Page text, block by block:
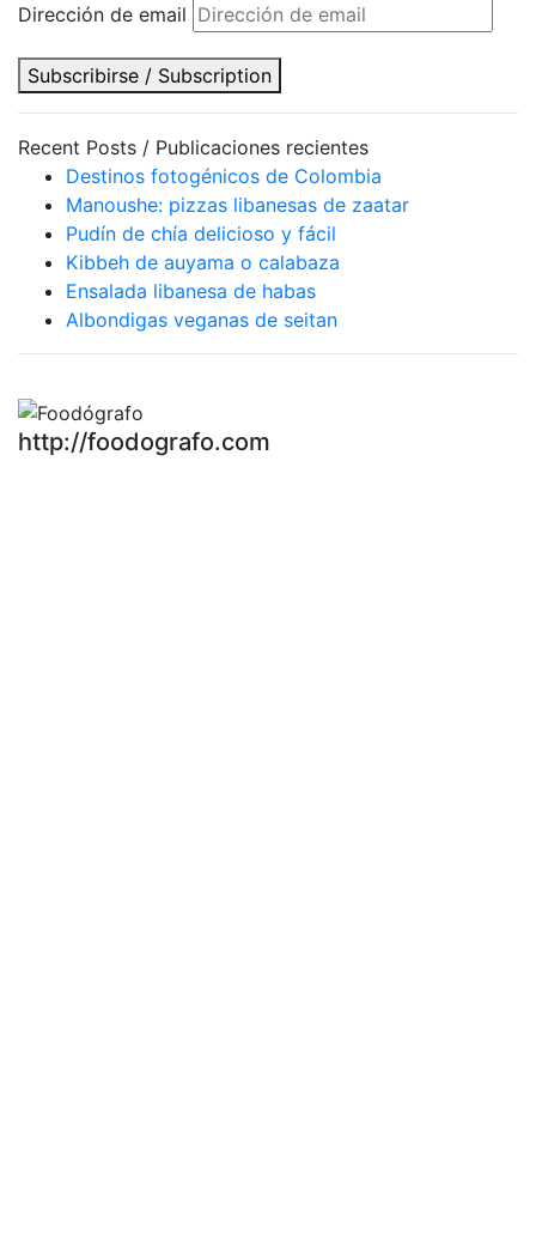
Dirección de email
Subscribirse / Subscription
Recent Posts / Publicaciones recientes
Destinos fotogénicos de Colombia
Manoushe: pizzas libanesas de zaatar
Pudín de chía delicioso y fácil
Kibbeh de auyama o calabaza
Ensalada libanesa de habas
Albondigas veganas de seitan
http://foodografo.com